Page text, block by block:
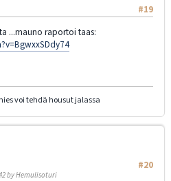
#19
...mauno raportoi taas:
voi tehdä housut jalassa
#20
by Hemulisoturi